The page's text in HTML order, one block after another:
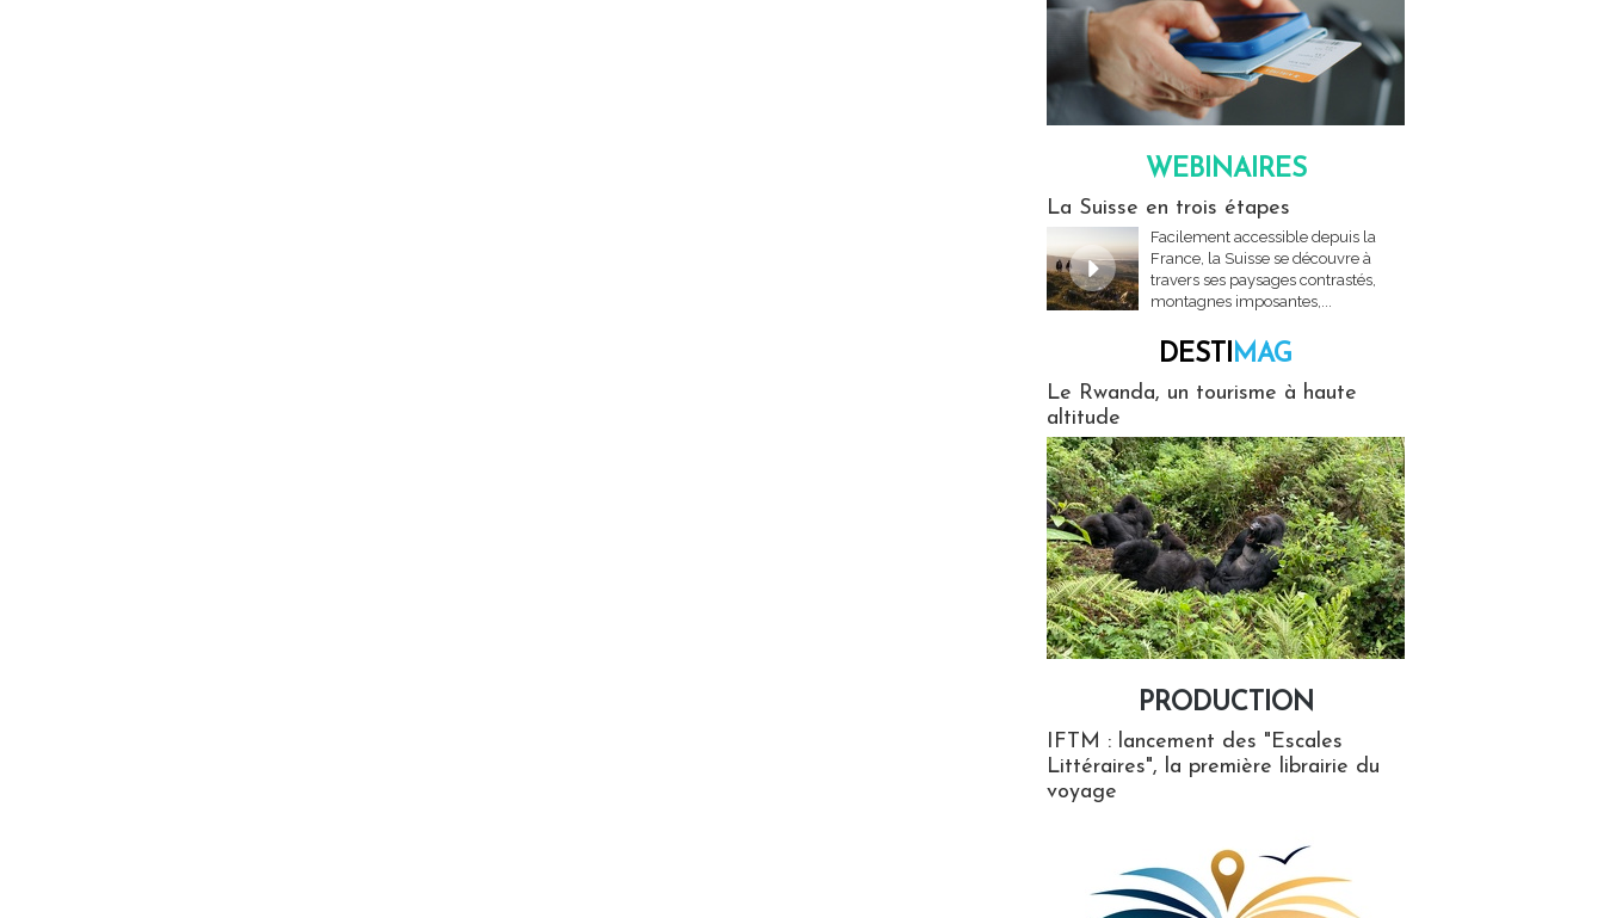
WEBINAIRES
La Suisse en trois étapes
Facilement accessible depuis la
France, la Suisse se découvre à
travers ses paysages contrastés,
montagnes imposantes,...
DESTIMAG
Le Rwanda, un tourisme à haute
altitude
PRODUCTION
IFTM : lancement des "Escales
Littéraires", la première librairie du
voyage